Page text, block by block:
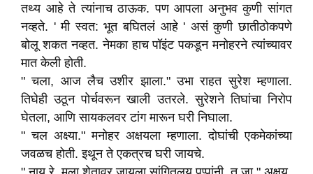
तथ्य आहे ते त्यांनाच ठाऊक. पण आपला अनुभव कुणी सांगत
नव्हते. ' मी स्वत: भूत बघितलं आहे ' असं कुणी छातीठोकपणे
बोलू शकत नव्हत. नेमका हाच पॉइंट पकडून मनोहरने त्यांच्यावर
मात केली होती.
" चला, आज लैच उशीर झाला." उभा राहत सुरेश म्हणाला.
तिघेही उठून पोर्चवरून खाली उतरले. सुरेशने तिघांचा निरोप
घेतला, आणि सायकलवर टांग मारून घरी निघाला.
" चल अक्ष्या." मनोहर अक्षयला म्हणाला. दोघांची एकमेकांच्या
जवळच होती. इथून ते एकत्रच घरी जायचे.